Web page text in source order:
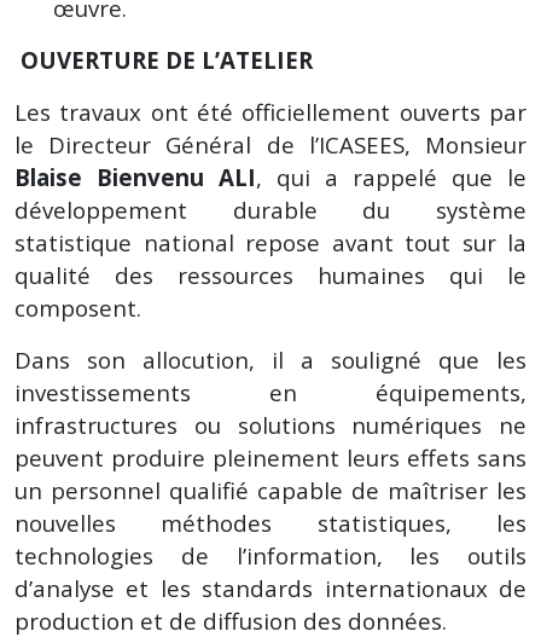
œuvre.
OUVERTURE DE L’ATELIER
Les travaux ont été officiellement ouverts par
le Directeur Général de l’ICASEES, Monsieur
Blaise Bienvenu ALI, qui a rappelé que le
développement durable du système
statistique national repose avant tout sur la
qualité des ressources humaines qui le
composent.
Dans son allocution, il a souligné que les
investissements en équipements,
infrastructures ou solutions numériques ne
peuvent produire pleinement leurs effets sans
un personnel qualifié capable de maîtriser les
nouvelles méthodes statistiques, les
technologies de l’information, les outils
d’analyse et les standards internationaux de
production et de diffusion des données.